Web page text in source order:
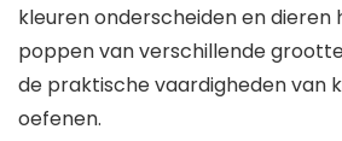
kleuren onderscheiden en dieren
poppen van verschillende
de praktische vaardigheden van
oefenen.